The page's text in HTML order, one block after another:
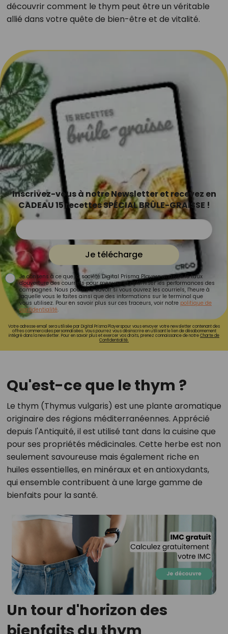
découvrir comment le thym peut être un véritable
allié dans votre quête de bien-être et de vitalité.
Inscrivez-vous à notre Newsletter et recevez en
CADEAU 15 recettes SPÉCIAL BRÛLE-GRAISSE !
Je télécharge
Je consens à ce que la société Digital Prisma Players analyse le taux
d'ouverture des courriels pour mesurer et optimiser les performances des
campagnes. Nous pourrons savoir si vous ouvrez les courriels, l'heure à
laquelle vous le faites ainsi que des informations sur le terminal que
vous utilisez. Pour en savoir plus sur ces traceurs, voir notre politique de
confidentialité.
Votre adresse email sera utilisée par Digital Prisma Playerspour vous envoyer votre newsletter contenant des
offres commerciales personnalisées. Vous pourrez vous désinscrire en utilisant le lien de désabonnement
intégré dans la newsletter. Pour en savoir plus et exercer vos droits, prenez connaissance de notreCharte de
Confidentialité.
Qu'est-ce que le thym ?
Le thym (Thymus vulgaris) est une plante aromatique
originaire des régions méditerranéennes. Apprécié
depuis l'Antiquité, il est utilisé tant dans la cuisine que
pour ses propriétés médicinales. Cette herbe est non
seulement savoureuse mais également riche en
huiles essentielles, en minéraux et en antioxydants,
qui ensemble contribuent à une large gamme de
bienfaits pour la santé.
Un tour d'horizon des